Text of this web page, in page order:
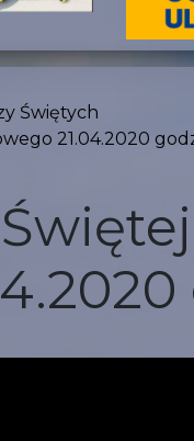
Świętych
21.04.2020